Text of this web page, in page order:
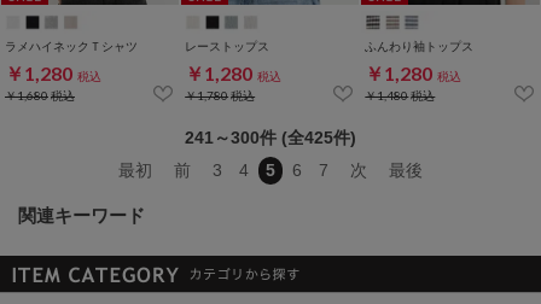
ラメハイネックＴシャツ
￥1,280 税込
￥1,680税込
レーストップス
￥1,280 税込
￥1,780税込
ふんわり袖トップス
￥1,280 税込
￥1,480税込
241～300件 (全425件)
最初
前 3 4 5 6 7 次 最後
関連キーワード